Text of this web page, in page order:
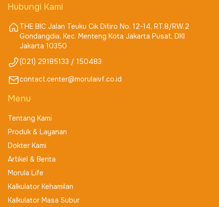
Hubungi Kami
THE BIC Jalan Teuku Cik Ditiro No. 12-14, RT.8/RW.2
Gondangdia, Kec. Menteng Kota Jakarta Pusat, DKI
Jakarta 10350
(021) 29185133 / 150483
contact.center@morulaivf.co.id
Menu
Tentang Kami
Produk & Layanan
Dokter Kami
Artikel & Berita
Morula Life
Kalkulator Kehamilan
Kalkulator Masa Subur